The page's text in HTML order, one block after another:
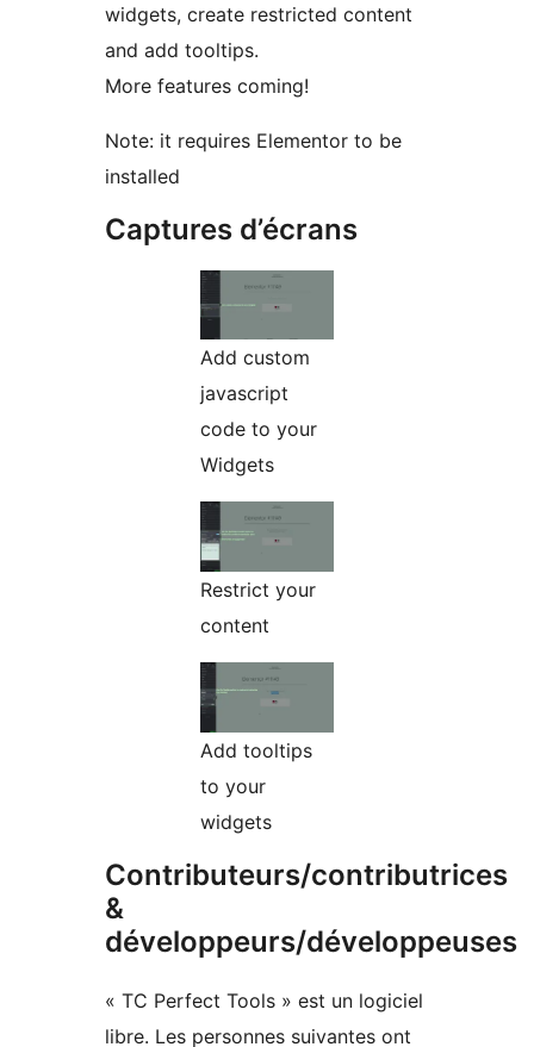
widgets, create restricted content
and add tooltips.
More features coming!
Note: it requires Elementor to be
installed
Captures d’écrans
Add custom
javascript
code to your
Widgets
Restrict your
content
Add tooltips
to your
widgets
Contributeurs/contributrices
&
développeurs/développeuses
« TC Perfect Tools » est un logiciel
libre. Les personnes suivantes ont